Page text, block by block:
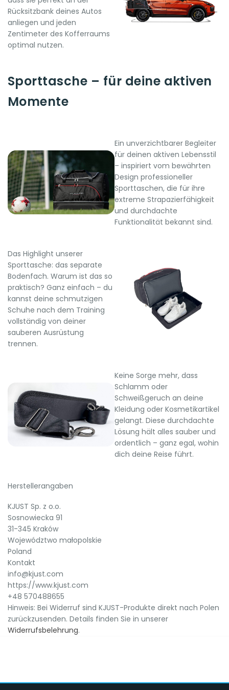
Rücksitzbank deines Autos
anliegen und jeden
Zentimeter des Kofferraums
optimal nutzen.
Sporttasche – für deine aktiven
Momente
Ein unverzichtbarer Begleiter
für deinen aktiven Lebensstil
– inspiriert vom bewährten
Design professioneller
Sporttaschen, die für ihre
extreme Strapazierfähigkeit
und durchdachte
Funktionalität bekannt sind.
Das Highlight unserer
Sporttasche: das separate
Bodenfach. Warum ist das so
praktisch? Ganz einfach – du
kannst deine schmutzigen
Schuhe nach dem Training
vollständig von deiner
sauberen Ausrüstung
trennen.
Keine Sorge mehr, dass
Schlamm oder
Schweißgeruch an deine
Kleidung oder Kosmetikartikel
gelangt. Diese durchdachte
Lösung hält alles sauber und
ordentlich – ganz egal, wohin
dich deine Reise führt.
Herstellerangaben
KJUST Sp. z o.o.
Sosnowiecka 91
31-345 Kraków
Województwo małopolskie
Poland
Kontakt
info@kjust.com
https://www.kjust.com
+48 570488655
Hinweis: Bei Widerruf sind KJUST-Produkte direkt nach Polen
zurückzusenden. Details finden Sie in unserer
Widerrufsbelehrung.